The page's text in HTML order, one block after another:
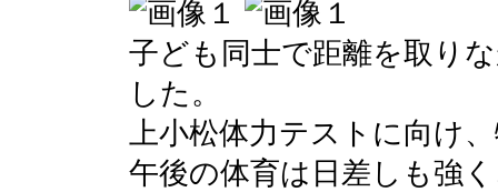
子ども同士で距離を取り
した。
上小松体力テストに向け
午後の体育は日差しも強